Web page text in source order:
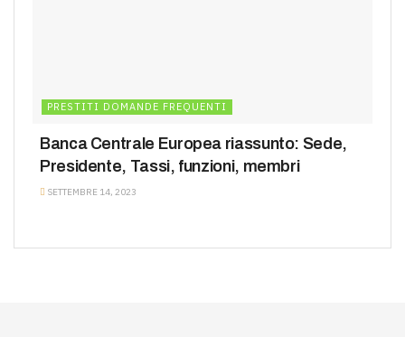
PRESTITI DOMANDE FREQUENTI
Banca Centrale Europea riassunto: Sede,
Presidente, Tassi, funzioni, membri
SETTEMBRE 14, 2023